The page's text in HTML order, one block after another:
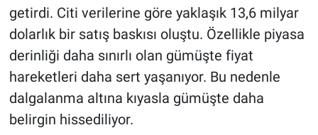
getirdi. Citi verilerine göre yaklaşık 13,6 milyar
dolarlık bir satış baskısı oluştu. Özellikle piyasa
derinliği daha sınırlı olan gümüşte fiyat
hareketleri daha sert yaşanıyor. Bu nedenle
dalgalanma altına kıyasla gümüşte daha
belirgin hissediliyor.